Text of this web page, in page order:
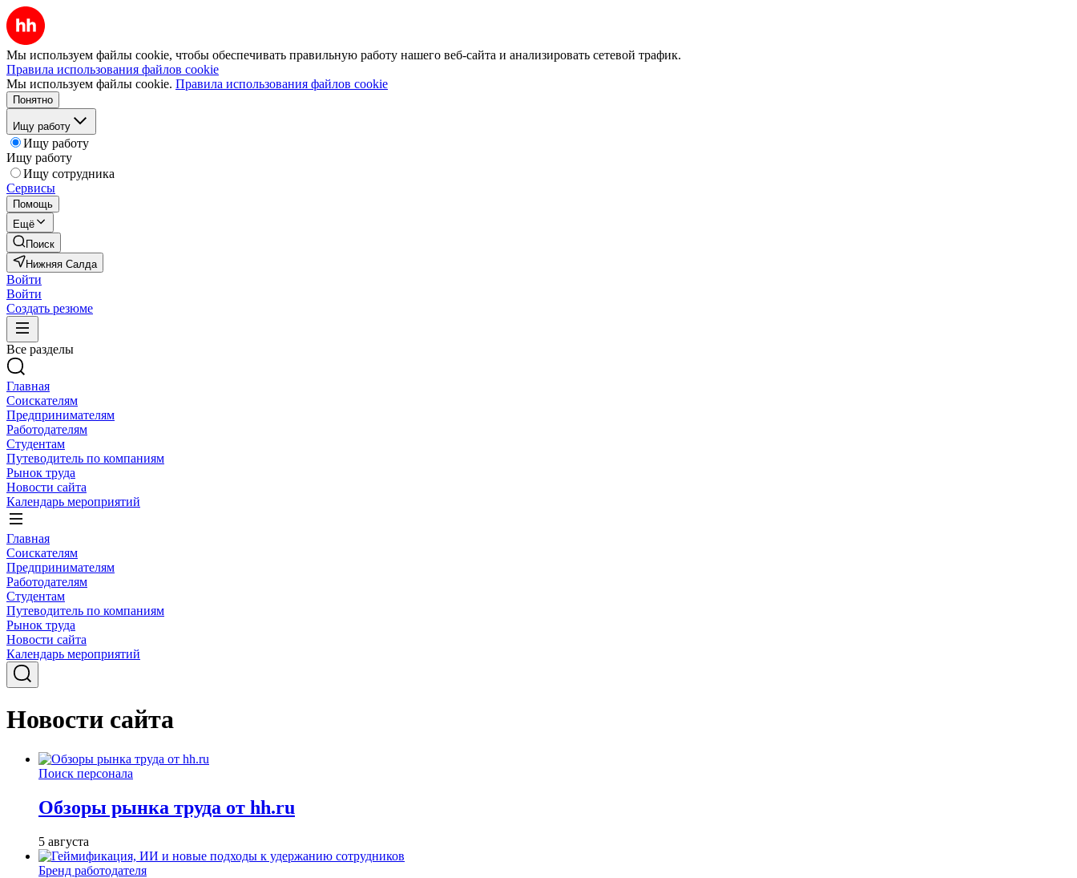
Мы используем файлы cookie, чтобы обеспечивать правильную работу нашего веб-сайта и анализировать сетевой трафик.
Правила использования файлов cookie
Мы используем файлы cookie. Правила использования файлов cookie
Понятно
Ищу работу
Ищу работу
Ищу работу
Ищу сотрудника
Сервисы
Помощь
Ещё
Поиск
Нижняя Салда
Войти
Войти
Создать резюме
Все разделы
Главная
Соискателям
Предпринимателям
Работодателям
Студентам
Путеводитель по компаниям
Рынок труда
Новости сайта
Календарь мероприятий
Главная
Соискателям
Предпринимателям
Работодателям
Студентам
Путеводитель по компаниям
Рынок труда
Новости сайта
Календарь мероприятий
Новости сайта
Поиск персонала
Обзоры рынка труда от hh.ru
5 августа
Бренд работодателя